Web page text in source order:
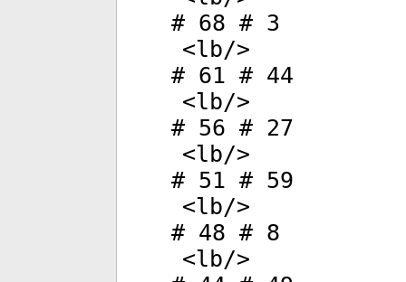
# 68 # 3
<lb/>
# 61 # 44
<lb/>
# 56 # 27
<lb/>
# 51 # 59
<lb/>
# 48 # 8
<lb/>